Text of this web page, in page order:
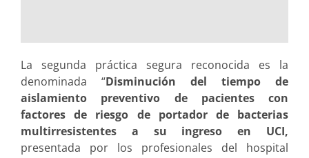
La segunda práctica segura reconocida es la
denominada “Disminución del tiempo de
aislamiento preventivo de pacientes con
factores de riesgo de portador de bacterias
multirresistentes a su ingreso en UCI,
presentada por los profesionales del hospital